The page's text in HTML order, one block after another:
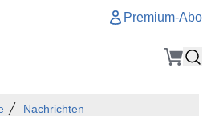
Premium-Abo
Nachrichten